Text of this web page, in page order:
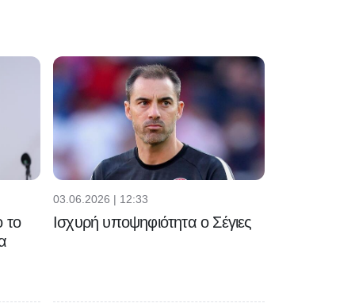
το
03.06.2026 | 12:33
Ισχυρή υποψηφιότητα ο Σέγιες